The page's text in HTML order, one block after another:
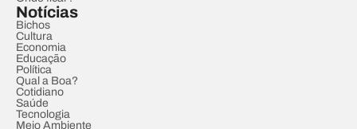
Notícias
Bichos
Cultura
Economia
Educação
Política
Qual a Boa?
Cotidiano
Saúde
Tecnologia
Meio Ambiente